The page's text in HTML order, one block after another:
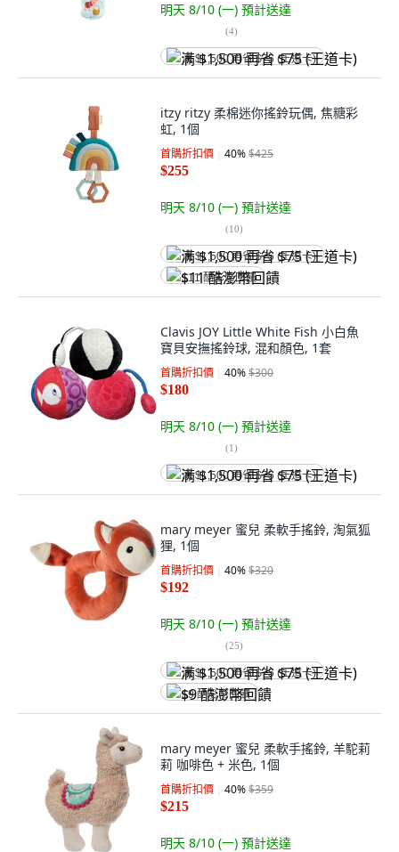
明天 8/10 (一) 預計送達
(4)
满 $1,500 再省 $75 (王道卡)
itzy ritzy 柔棉迷你搖鈴玩偶, 焦糖彩
虹, 1個
首購折扣價 40%$425
$255
明天 8/10 (一) 預計送達
(10)
满 $1,500 再省 $75 (王道卡)
$11 酷澎幣回饋
Clavis JOY Little White Fish 小白魚
寶貝安撫搖鈴球, 混和顏色, 1套
首購折扣價 40%$300
$180
明天 8/10 (一) 預計送達
(1)
满 $1,500 再省 $75 (王道卡)
mary meyer 蜜兒 柔軟手搖鈴, 淘氣狐
狸, 1個
首購折扣價 40%$320
$192
明天 8/10 (一) 預計送達
(25)
满 $1,500 再省 $75 (王道卡)
$9 酷澎幣回饋
mary meyer 蜜兒 柔軟手搖鈴, 羊駝莉
莉 咖啡色 + 米色, 1個
首購折扣價 40%$359
$215
明天 8/10 (一) 預計送達